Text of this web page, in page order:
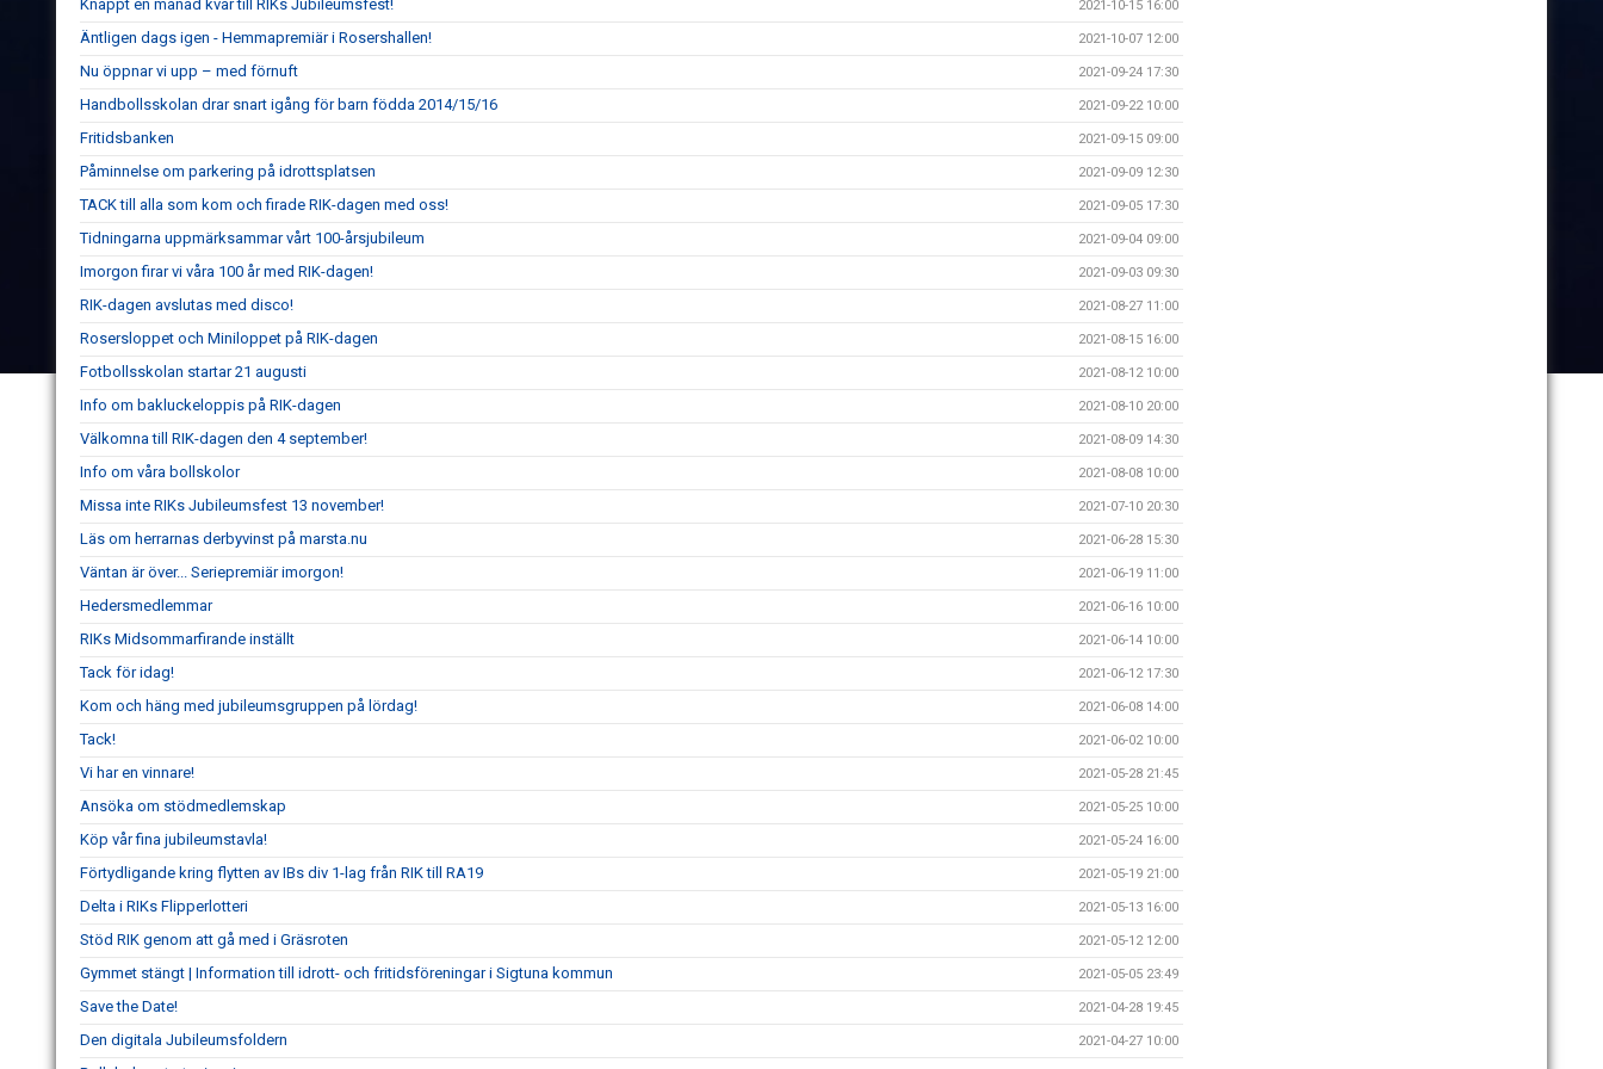
Knappt en månad kvar till RIKs Jubileumsfest! 2021-10-15 16:00
Äntligen dags igen - Hemmapremiär i Rosershallen! 2021-10-07 12:00
Nu öppnar vi upp – med förnuft 2021-09-24 17:30
Handbollsskolan drar snart igång för barn födda 2014/15/16 2021-09-22 10:00
Fritidsbanken 2021-09-15 09:00
Påminnelse om parkering på idrottsplatsen 2021-09-09 12:30
TACK till alla som kom och firade RIK-dagen med oss! 2021-09-05 17:30
Tidningarna uppmärksammar vårt 100-årsjubileum 2021-09-04 09:00
Imorgon firar vi våra 100 år med RIK-dagen! 2021-09-03 09:30
RIK-dagen avslutas med disco! 2021-08-27 11:00
Rosersloppet och Miniloppet på RIK-dagen 2021-08-15 16:00
Fotbollsskolan startar 21 augusti 2021-08-12 10:00
Info om bakluckeloppis på RIK-dagen 2021-08-10 20:00
Välkomna till RIK-dagen den 4 september! 2021-08-09 14:30
Info om våra bollskolor 2021-08-08 10:00
Missa inte RIKs Jubileumsfest 13 november! 2021-07-10 20:30
Läs om herrarnas derbyvinst på marsta.nu 2021-06-28 15:30
Väntan är över... Seriepremiär imorgon! 2021-06-19 11:00
Hedersmedlemmar 2021-06-16 10:00
RIKs Midsommarfirande inställt 2021-06-14 10:00
Tack för idag! 2021-06-12 17:30
Kom och häng med jubileumsgruppen på lördag! 2021-06-08 14:00
Tack! 2021-06-02 10:00
Vi har en vinnare! 2021-05-28 21:45
Ansöka om stödmedlemskap 2021-05-25 10:00
Köp vår fina jubileumstavla! 2021-05-24 16:00
Förtydligande kring flytten av IBs div 1-lag från RIK till RA19 2021-05-19 21:00
Delta i RIKs Flipperlotteri 2021-05-13 16:00
Stöd RIK genom att gå med i Gräsroten 2021-05-12 12:00
Gymmet stängt | Information till idrott- och fritidsföreningar i Sigtuna kommun 2021-05-05 23:49
Save the Date! 2021-04-28 19:45
Den digitala Jubileumsfoldern 2021-04-27 10:00